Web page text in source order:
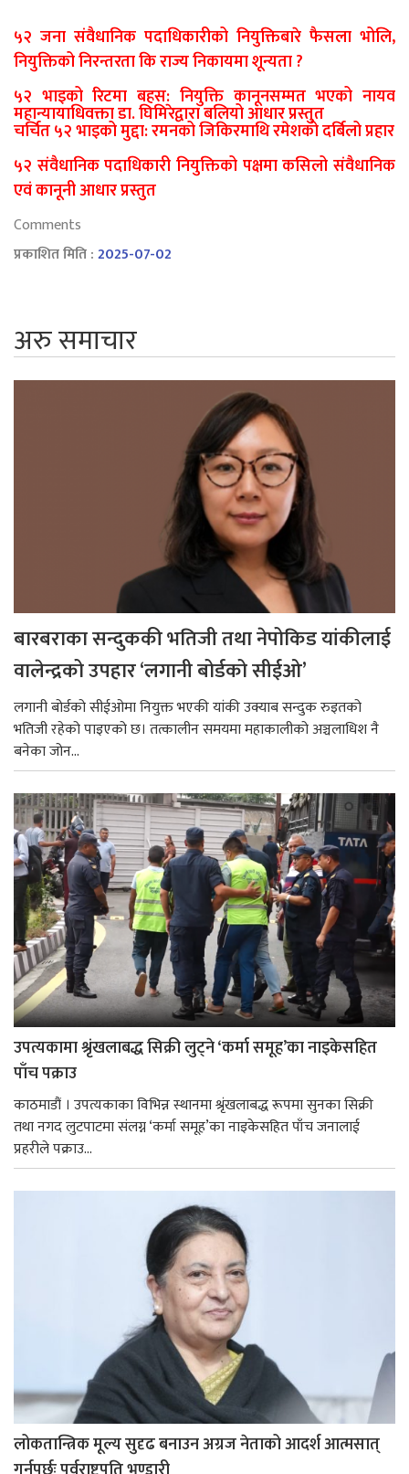
५२ जना संवैधानिक पदाधिकारीको नियुक्तिबारे फैसला भोलि,
नियुक्तिको निरन्तरता कि राज्य निकायमा शून्यता ?
५२ भाइको रिटमा बहस: नियुक्ति कानूनसम्मत भएको नायव
महान्यायाधिवक्ता डा. घिमिरेद्वारा बलियो आधार प्रस्तुत
चर्चित ५२ भाइको मुद्दा: रमनको जिकिरमाथि रमेशको दर्बिलो प्रहार
५२ संवैधानिक पदाधिकारी नियुक्तिको पक्षमा कसिलो संवैधानिक
एवं कानूनी आधार प्रस्तुत
Comments
प्रकाशित मिति :2025-07-02
अरु समाचार
बारबराका सन्दुककी भतिजी तथा नेपोकिड यांकीलाई
वालेन्द्रको उपहार ‘लगानी बोर्डको सीईओ’
लगानी बोर्डको सीईओमा नियुक्त भएकी यांकी उक्याब सन्दुक रुइतको
भतिजी रहेको पाइएको छ। तत्कालीन समयमा महाकालीको अञ्चलाधिश नै
बनेका जोन...
उपत्यकामा श्रृंखलाबद्ध सिक्री लुट्ने ‘कर्मा समूह’का नाइकेसहित
पाँच पक्राउ
काठमाडौं । उपत्यकाका विभिन्न स्थानमा श्रृंखलाबद्ध रूपमा सुनका सिक्री
तथा नगद लुटपाटमा संलग्न ‘कर्मा समूह’का नाइकेसहित पाँच जनालाई
प्रहरीले पक्राउ...
लोकतान्त्रिक मूल्य सुदृढ बनाउन अग्रज नेताको आदर्श आत्मसात्